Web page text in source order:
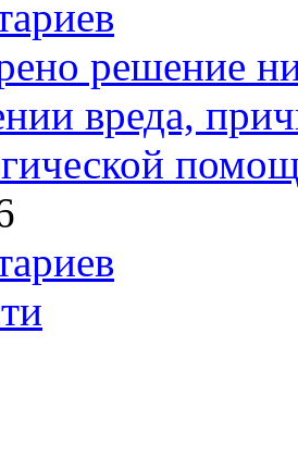
решение
вреда,